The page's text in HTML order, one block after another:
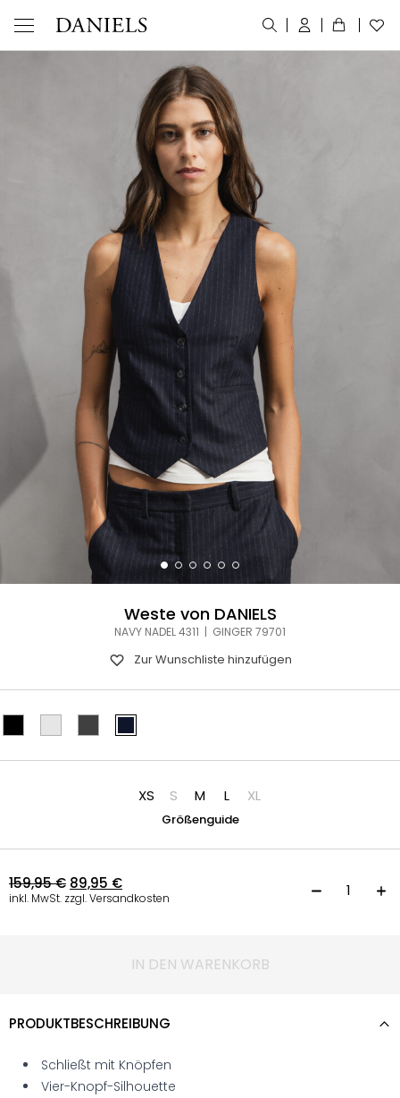
Weste von DANIELS
NAVY NADEL 4311 | GINGER 79701
Zur Wunschliste hinzufügen
XS S M L XL
Größenguide
159,95€ 89,95 €
inkl. MwSt. zzgl. Versandkosten
IN DEN WARENKORB
PRODUKTBESCHREIBUNG
Schließt mit Knöpfen
Vier-Knopf-Silhouette